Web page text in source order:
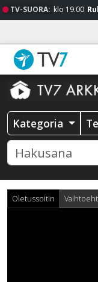
TV-SUORA: klo 19.00
Kategoria
Oletussoitin